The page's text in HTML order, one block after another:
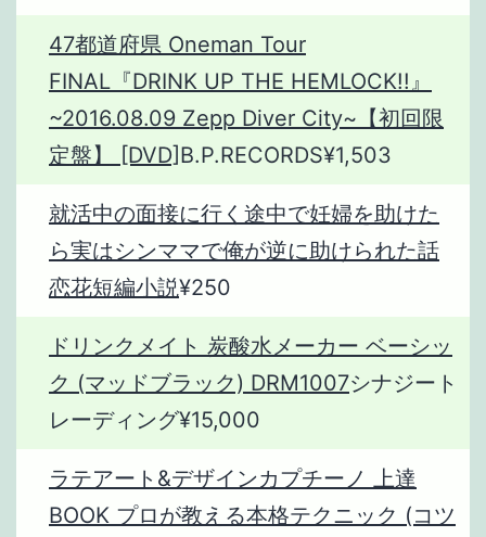
47都道府県 Oneman Tour
FINAL『DRINK UP THE HEMLOCK!!』
~2016.08.09 Zepp Diver City~【初回限
定盤】 [DVD]B.P.RECORDS¥1,503
就活中の面接に行く途中で妊婦を助けた
ら実はシンママで俺が逆に助けられた話
恋花短編小説¥250
ドリンクメイト 炭酸水メーカー ベーシッ
ク (マッドブラック) DRM1007シナジート
レーディング¥15,000
ラテアート&デザインカプチーノ 上達
BOOK プロが教える本格テクニック (コツ